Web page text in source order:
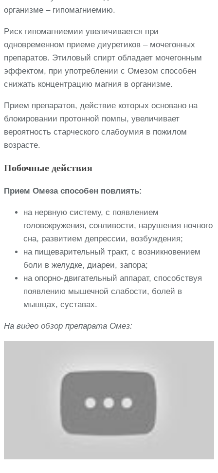
организме – гипомагниемию.
Риск гипомагниемии увеличивается при
одновременном приеме диуретиков – мочегонных
препаратов. Этиловый спирт обладает мочегонным
эффектом, при употреблении с Омезом способен
снижать концентрацию магния в организме.
Прием препаратов, действие которых основано на
блокировании протонной помпы, увеличивает
вероятность старческого слабоумия в пожилом
возрасте.
Побочные действия
Прием Омеза способен повлиять:
на нервную систему, с появлением
головокружения, сонливости, нарушения ночного
сна, развитием депрессии, возбуждения;
на пищеварительный тракт, с возникновением
боли в желудке, диареи, запора;
на опорно-двигательный аппарат, способствуя
появлению мышечной слабости, болей в
мышцах, суставах.
На видео обзор препарата Омез: